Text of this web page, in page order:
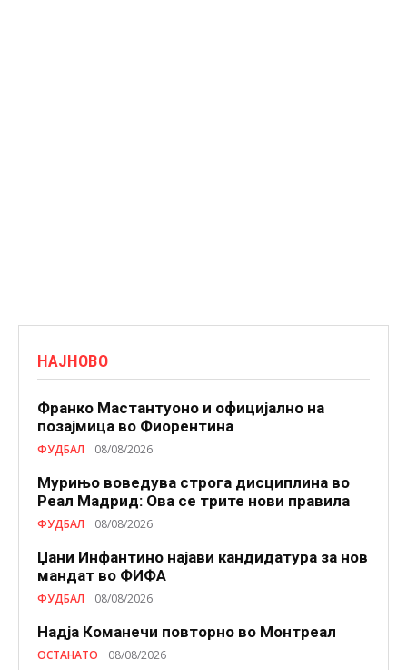
НАЈНОВО
Франко Мастантуоно и официјално на
позајмица во Фиорентина
ФУДБАЛ 08/08/2026
Мурињо воведува строга дисциплина во
Реал Мадрид: Ова се трите нови правила
ФУДБАЛ 08/08/2026
Џани Инфантино најави кандидатура за нов
мандат во ФИФА
ФУДБАЛ 08/08/2026
Надја Команечи повторно во Монтреал
ОСТАНАТО 08/08/2026